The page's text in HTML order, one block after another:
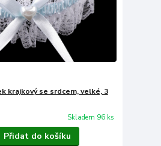
krajkový se srdcem, velké, 3
Skladem 96 ks
Přidat do košíku